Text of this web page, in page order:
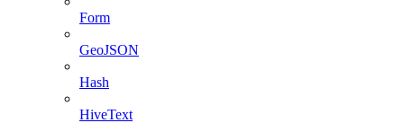
Form
GeoJSON
Hash
HiveText